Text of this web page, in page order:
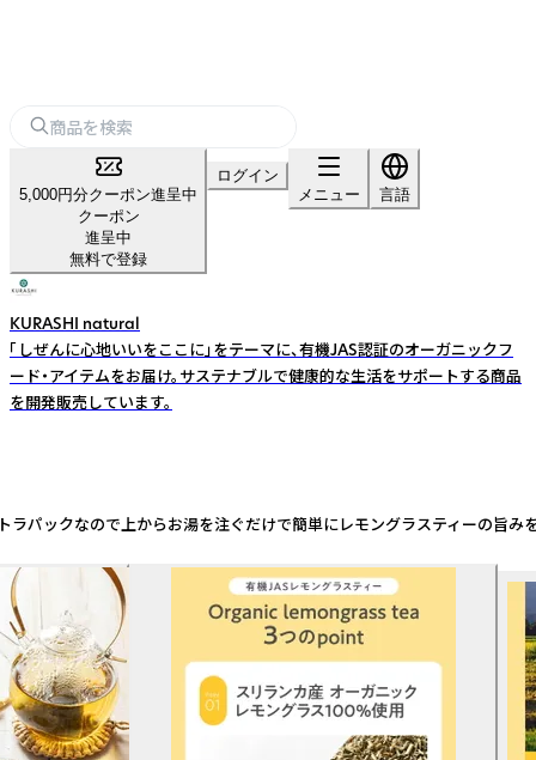
5,000円分クーポン進呈中
クーポン
進呈中
無料で登録
ログイン
メニュー
言語
KURASHI natural
「しぜんに心地いいをここに」をテーマに、有機JAS認証のオーガニックフ
ード・アイテムをお届け。サステナブルで健康的な生活をサポートする商品
を開発販売しています。
クなので上からお湯を注ぐだけで簡単にレモングラスティーの